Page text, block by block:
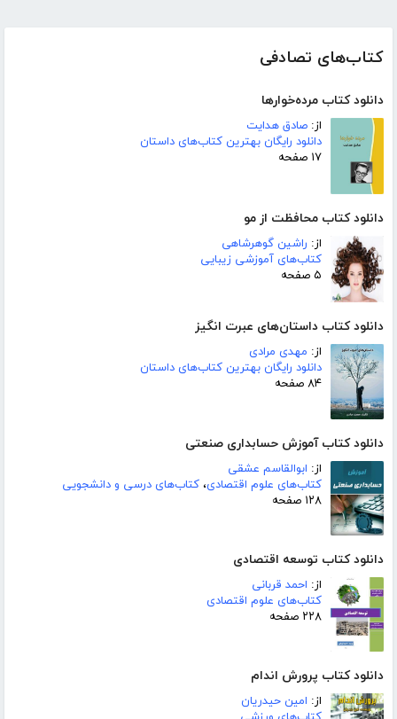
کتاب‌های تصادفی
دانلود کتاب مرده‌خوارها
از: صادق هدایت
دانلود رایگان بهترین کتاب‌های داستان
۱۷ صفحه
دانلود کتاب محافظت از مو
از: راشین گوهرشاهی
کتاب‌های آموزشی زیبایی
۵ صفحه
دانلود کتاب داستان‌های عبرت انگیز
از: مهدی مرادی
دانلود رایگان بهترین کتاب‌های داستان
۸۴ صفحه
دانلود کتاب آموزش حسابداری صنعتی
از: ابوالقاسم عشقی
کتاب‌های علوم اقتصادی، کتاب‌های درسی و دانشجویی
۱۲۸ صفحه
دانلود کتاب توسعه اقتصادی
از: احمد قربانی
کتاب‌های علوم اقتصادی
۲۲۸ صفحه
دانلود کتاب پرورش اندام
از: امین حیدریان